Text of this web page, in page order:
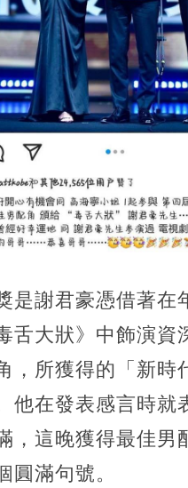
是謝君豪憑借著在
舌大狀》中飾演資
，所獲得的「新時
他在發表感言時就
，這晚獲得最佳男
圓滿句號。